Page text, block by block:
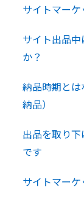
サイトマー
サイト出品
か？
納品時期と
納品）
出品を取り
です
サイトマー